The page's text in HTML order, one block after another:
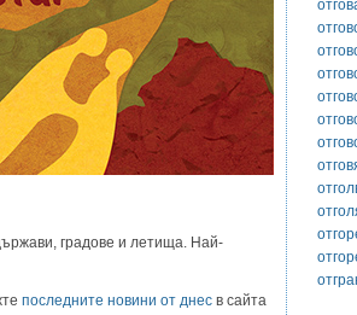
градове и летища. Най-
последните новини от днес в сайта